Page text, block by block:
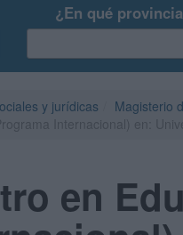
¿En qué
y jurídicas
Magisterio
en